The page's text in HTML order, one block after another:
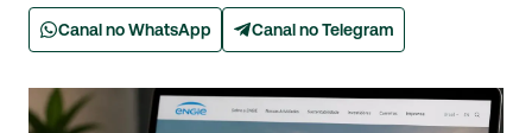
Canal no WhatsApp Canal no Telegram